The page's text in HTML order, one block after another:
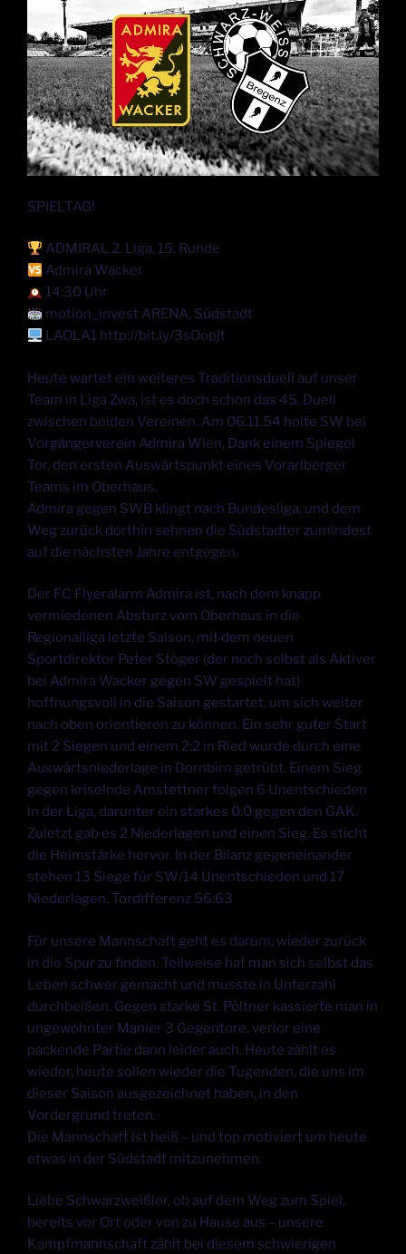
SPIELTAG!
ADMIRAL 2. Liga, 15. Runde
Admira Wacker
14:30 Uhr
motion_invest ARENA, Südstadt
LAOLA1 http://bit.ly/3sOopjt
Heute wartet ein weiteres Traditionsduell auf unser
Team in Liga Zwa, ist es doch schon das 45. Duell
zwischen beiden Vereinen. Am 06.11.54 holte SW bei
Vorgängerverein Admira Wien, Dank einem Spiegel
Tor, den ersten Auswärtspunkt eines Vorarlberger
Teams im Oberhaus.
Admira gegen SWB klingt nach Bundesliga, und dem
Weg zurück dorthin sehnen die Südstadter zumindest
auf die nächsten Jahre entgegen.
Der FC Flyeralarm Admira ist, nach dem knapp
vermiedenen Absturz vom Oberhaus in die
Regionalliga letzte Saison, mit dem neuen
Sportdirektor Peter Stöger (der noch selbst als Aktiver
bei Admira Wacker gegen SW gespielt hat)
hoffnungsvoll in die Saison gestartet, um sich weiter
nach oben orientieren zu können. Ein sehr guter Start
mit 2 Siegen und einem 2:2 in Ried wurde durch eine
Auswärtsniederlage in Dornbirn getrübt. Einem Sieg
gegen kriselnde Amstettner folgen 6 Unentschieden
in der Liga, darunter ein starkes 0:0 gegen den GAK.
Zuletzt gab es 2 Niederlagen und einen Sieg. Es sticht
die Heimstärke hervor. In der Bilanz gegeneinander
stehen 13 Siege für SW/14 Unentschieden und 17
Niederlagen. Tordifferenz 56:63
Für unsere Mannschaft geht es darum, wieder zurück
in die Spur zu finden. Teilweise hat man sich selbst das
Leben schwer gemacht und musste in Unterzahl
durchbeißen. Gegen starke St. Pöltner kassierte man in
ungewohnter Manier 3 Gegentore, verlor eine
packende Partie dann leider auch. Heute zählt es
wieder, heute sollen wieder die Tugenden, die uns im
dieser Saison ausgezeichnet haben, in den
Vordergrund treten.
Die Mannschaft ist heiß – und top motiviert um heute
etwas in der Südstadt mitzunehmen.
Liebe Schwarzweißler, ob auf dem Weg zum Spiel,
bereits vor Ort oder von zu Hause aus – unsere
Kampfmannschaft zählt bei diesem schwierigen